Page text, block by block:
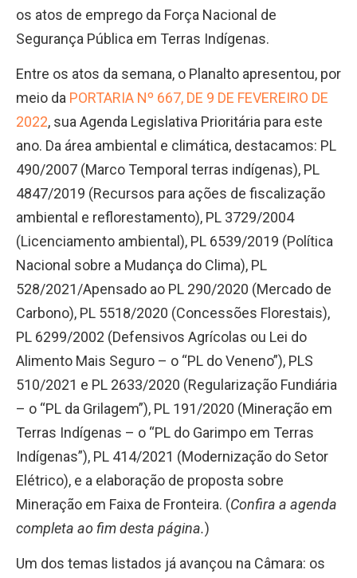
os atos de emprego da Força Nacional de
Segurança Pública em Terras Indígenas.
Entre os atos da semana, o Planalto apresentou, por
meio da PORTARIA Nº 667, DE 9 DE FEVEREIRO DE
2022, sua Agenda Legislativa Prioritária para este
ano. Da área ambiental e climática, destacamos: PL
490/2007 (Marco Temporal terras indígenas), PL
4847/2019 (Recursos para ações de fiscalização
ambiental e reflorestamento), PL 3729/2004
(Licenciamento ambiental), PL 6539/2019 (Política
Nacional sobre a Mudança do Clima), PL
528/2021/Apensado ao PL 290/2020 (Mercado de
Carbono), PL 5518/2020 (Concessões Florestais),
PL 6299/2002 (Defensivos Agrícolas ou Lei do
Alimento Mais Seguro – o “PL do Veneno”), PLS
510/2021 e PL 2633/2020 (Regularização Fundiária
– o “PL da Grilagem”), PL 191/2020 (Mineração em
Terras Indígenas – o “PL do Garimpo em Terras
Indígenas”), PL 414/2021 (Modernização do Setor
Elétrico), e a elaboração de proposta sobre
Mineração em Faixa de Fronteira. (Confira a agenda
completa ao fim desta página.)
Um dos temas listados já avançou na Câmara: os